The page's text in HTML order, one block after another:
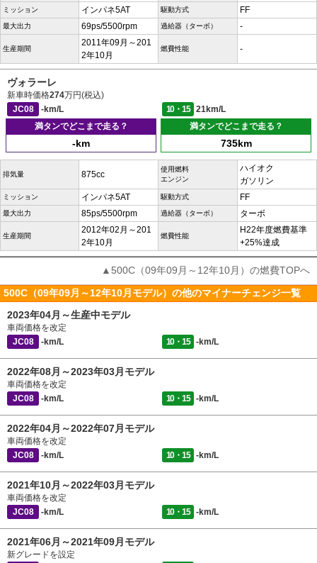
ミッション インパネ5AT 駆動方式 FF
最大出力 69ps/5500rpm 過給器（ターボ） -
生産期間
2011年09月～201
2年10月
燃費性能 -
ヴォラーレ
新車時価格274万円(税込)
JC08
-km/L 10・15
21km/L
満タンでどこまで走る？
-km
満タンでどこまで走る？
735km
排気量 875cc
使用燃料
エンジン
ハイオク
ガソリン
ミッション インパネ5AT 駆動方式 FF
最大出力 85ps/5500rpm 過給器（ターボ） ターボ
生産期間
2012年02月～201
2年10月
燃費性能
H22年度燃費基準
+25%達成
▲500C（09年09月～12年10月）の燃費TOPへ
500C（09年09月～12年10月モデル）の他のマイナーチェンジ一覧
2023年04月～生産中モデル
車両価格を改定
JC08
-km/L 10・15 -km/L
2022年08月～2023年03月モデル
車両価格を改定
JC08
-km/L 10・15 -km/L
2022年04月～2022年07月モデル
車両価格を改定
JC08
-km/L 10・15 -km/L
2021年10月～2022年03月モデル
車両価格を改定
JC08
-km/L 10・15 -km/L
2021年06月～2021年09月モデル
新グレードを設定